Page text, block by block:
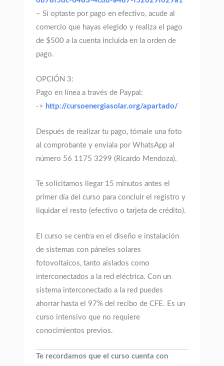
– Si optaste por pago en efectivo, acude al
comercio que hayas elegido y realiza el pago
de $500 a la cuenta incluida en la orden de
pago.
OPCIÓN 3:
Pago en línea a través de Paypal:
-> http://cursoenergiasolar.org/apartado/
Después de realizar tu pago, tómale una foto
al comprobante y envíala por WhatsApp al
número 56 1175 3299 (Ricardo Mendoza).
Te solicitamos llegar 15 minutos antes el
primer día del curso para concluir el registro y
liquidar el resto (efectivo o tarjeta de crédito).
El curso se centra en el diseño e instalación
de sistemas con páneles solares
fotovoltaicos, tanto aislados como
interconectados a la red eléctrica. Con un
sistema interconectado a la red puedes
ahorrar hasta el 97% del recibo de CFE. Es un
curso intensivo que no requiere
conocimientos previos.
Te recordamos que el curso cuenta con